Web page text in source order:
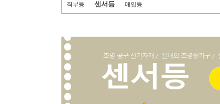
직부등 센서등 매입등